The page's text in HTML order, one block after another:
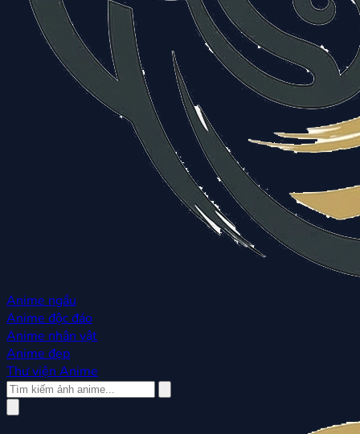
Anime ngầu
Anime độc đáo
Anime nhân vật
Anime đẹp
Thư viện Anime